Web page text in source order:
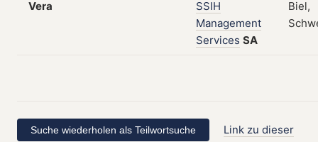
Vera
SSIH
Management
Services SA
Biel,
Link zu dieser